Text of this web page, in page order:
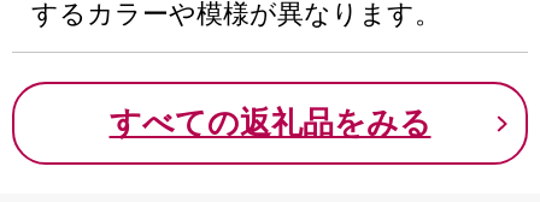
するカラーや模様が異なります。
すべての返礼品をみる